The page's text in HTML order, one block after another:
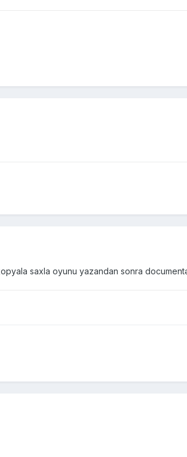
saxla oyunu yazandan sonra